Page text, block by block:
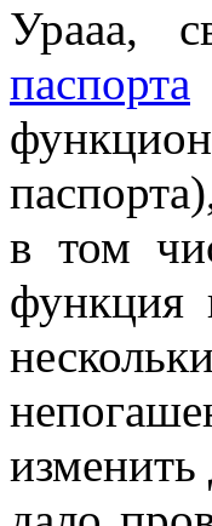
Урааа,
паспорта
в том
функция